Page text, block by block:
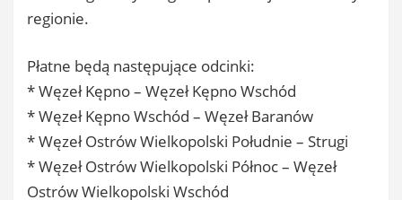
regionie.
Płatne będą następujące odcinki:
* Węzeł Kępno – Węzeł Kępno Wschód
* Węzeł Kępno Wschód – Węzeł Baranów
* Węzeł Ostrów Wielkopolski Południe – Strugi
* Węzeł Ostrów Wielkopolski Północ – Węzeł
Ostrów Wielkopolski Wschód